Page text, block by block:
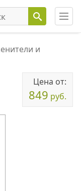
и
Цена от:
849 руб.